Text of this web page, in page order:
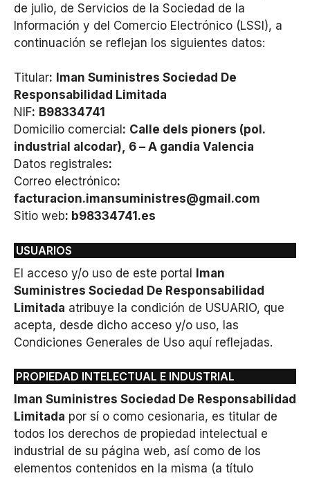
de julio, de Servicios de la Sociedad de la
Información y del Comercio Electrónico (LSSI), a
continuación se reflejan los siguientes datos:
Titular: Iman Suministres Sociedad De
Responsabilidad Limitada
NIF: B98334741
Domicilio comercial : Calle dels pioners (pol.
industrial alcodar), 6 – A gandia Valencia
Datos registrales:
Correo electrónico:
facturacion.imansuministres@gmail.com
Sitio web: b98334741.es
USUARIOS
El acceso y/o uso de este portal Iman
Suministres Sociedad De Responsabilidad
Limitada atribuye la condición de USUARIO, que
acepta, desde dicho acceso y/o uso, las
Condiciones Generales de Uso aquí reflejadas.
PROPIEDAD INTELECTUAL E INDUSTRIAL
Iman Suministres Sociedad De Responsabilidad
Limitada por sí o como cesionaria, es titular de
todos los derechos de propiedad intelectual e
industrial de su página web, así como de los
elementos contenidos en la misma (a título